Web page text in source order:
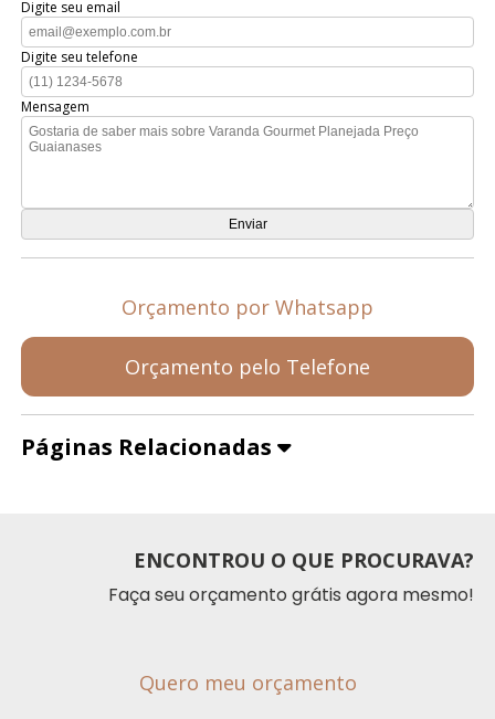
Digite seu email
Digite seu telefone
Mensagem
Orçamento por Whatsapp
Orçamento pelo Telefone
Páginas Relacionadas
ENCONTROU O QUE PROCURAVA?
Faça seu orçamento grátis agora mesmo!
Quero meu orçamento